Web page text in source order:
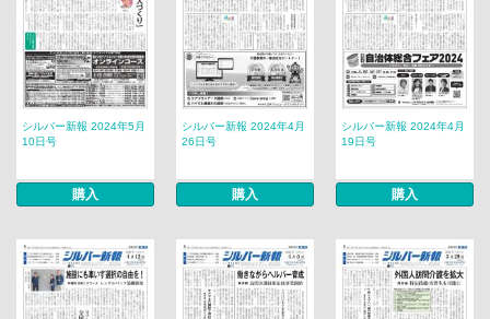
シルバー新報 2024年5月
10日号
購入
シルバー新報 2024年4月
26日号
購入
シルバー新報 2024年4月
19日号
購入